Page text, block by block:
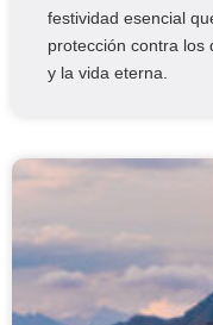
festividad esencial
protección contra los
y la vida eterna.